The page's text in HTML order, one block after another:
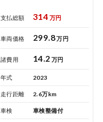
支払総額 314 万円
車両価格 299.8万円
諸費用 14.2 万円
年式 2023
走行距離 2.6万km
車検 車検整備付